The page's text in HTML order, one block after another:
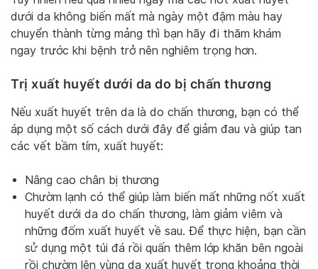
dưới da không biến mất mà ngày một đậm màu hay
chuyển thành từng mảng thì bạn hãy đi thăm khám
ngay trước khi bệnh trở nên nghiêm trọng hơn.
Trị xuất huyết dưới da do bị chấn thương
Nếu xuất huyết trên da là do chấn thương, bạn có thể
áp dụng một số cách dưới đây để giảm đau và giúp tan
các vết bầm tím, xuất huyết:
Nâng cao chân bị thương
Chườm lạnh có thể giúp làm biến mất những nốt xuất
huyết dưới da do chấn thương, làm giảm viêm và
những đốm xuất huyết về sau. Để thực hiện, bạn cần
sử dụng một túi đá rồi quấn thêm lớp khăn bên ngoài
rồi chườm lên vùng da xuất huyết trong khoảng thời